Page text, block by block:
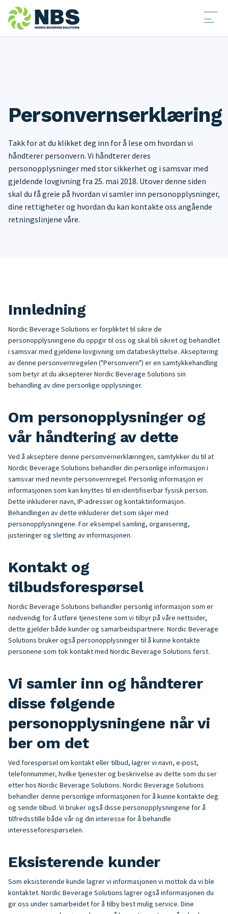
Personvernserklæring
Takk for at du klikket deg inn for å lese om hvordan vi
håndterer personvern. Vi håndterer deres
personopplysninger med stor sikkerhet og i samsvar med
gjeldende lovgivning fra 25. mai 2018. Utover denne siden
skal du få greie på hvordan vi samler inn personopplysninger,
dine rettigheter og hvordan du kan kontakte oss angående
retningslinjene våre.
Innledning
Nordic Beverage Solutions er forpliktet til sikre de
personopplysningene du oppgir til oss og skal bli sikret og behandlet
i samsvar med gjeldene lovgivning om databeskyttelse. Akseptering
av denne personvernregelen ("Personvern") er en samtykkehandling
som betyr at du aksepterer Nordic Beverage Solutions sin
behandling av dine personlige opplysninger.
Om personopplysninger og
vår håndtering av dette
Ved å akseptere denne personvernerklæringen, samtykker du til at
Nordic Beverage Solutions behandler din personlige informasjon i
samsvar med nevnte personvernregel. Personlig informasjon er
informasjonen som kan knyttes til en identifiserbar fysisk person.
Dette inkluderer navn, IP-adresser og kontaktinformasjon.
Behandlingen av dette inkluderer det som skjer med
personopplysningene. For eksempel samling, organisering,
justeringer og sletting av informasjonen.
Kontakt og
tilbudsforespørsel
Nordic Beverage Solutions behandler personlig informasjon som er
nødvendig for å utføre tjenestene som vi tilbyr på våre nettsider,
dette gjelder både kunder og samarbeidspartnere. Nordic Beverage
Solutions bruker også personopplysninger til å kunne kontakte
personene som tok kontakt med Nordic Beverage Solutions først.
Vi samler inn og håndterer
disse følgende
personopplysningene når vi
ber om det
Ved forespørsel om kontakt eller tilbud, lagrer vi navn, e-post,
telefonnummer, hvilke tjenester og beskrivelse av dette som du ser
etter hos Nordic Beverage Solutions. Nordic Beverage Solutions
behandler denne personlige informasjonen for å kunne kontakte deg
og sende tilbud. Vi bruker også disse personopplysningene for å
tilfredsstille både vår og din interesse for å behandle
interesseforespørselen.
Eksisterende kunder
Som eksisterende kunde lagrer vi informasjonen vi mottok da vi ble
kontaktet. Nordic Beverage Solutions lagrer også informasjonen du
gir oss under samarbeidet for å tilby best mulig service. Dine